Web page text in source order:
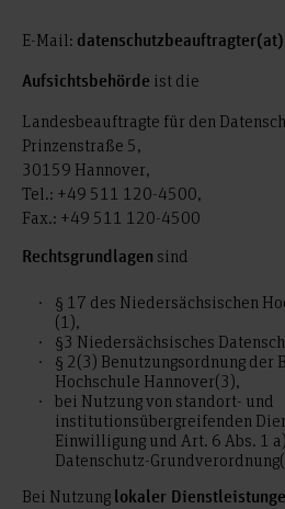
E-Mail:
Aufsichtsbehörde ist die
Landesbeauftragte für den
Prinzenstraße 5,
30159 Hannover,
Tel.: +49 511 120-4500,
Fax.: +49 511 120-4500
Rechtsgrundlagen sind
§ 17 des Niedersächsischen
(1),
§3 Niedersächsisches
§ 2(3) Benutzungsordnung der
Hochschule Hannover(3),
bei Nutzung von standort- und
institutionsübergreifenden
Einwilligung und Art. 6 Abs. 1
Datenschutz-
Bei Nutzung lokaler